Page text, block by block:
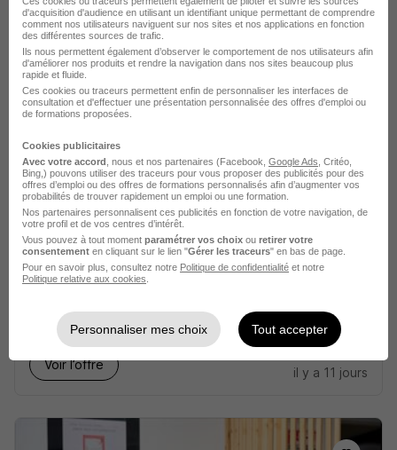
Les Pieux - 50 CDD
Voir l’offre
il y a 11 jours
Prof Particulier de Maths à Domicile
aux Pieux H/F
Acadomia
Les Pieux - 50 CDD 19,68 - 22,90 € / heure
Voir l’offre
il y a 11 jours
d'acquisition d'audience en utilisant un identifiant unique permettant de comprendre
comment nos utilisateurs naviguent sur nos sites et nos applications en fonction
des différentes sources de trafic.
Ils nous permettent également d’observer le comportement de nos utilisateurs afin
d'améliorer nos produits et rendre la navigation dans nos sites beaucoup plus
rapide et fluide.
Ces cookies ou traceurs permettent enfin de personnaliser les interfaces de
consultation et d'effectuer une présentation personnalisée des offres d'emploi ou
de formations proposées.
Cookies publicitaires
Avec votre accord , nous et nos partenaires (Facebook, Google Ads , Critéo,
Bing,) pouvons utiliser des traceurs pour vous proposer des publicités pour des
offres d’emploi ou des offres de formations personnalisés afin d’augmenter vos
probabilités de trouver rapidement un emploi ou une formation.
Nos partenaires personnalisent ces publicités en fonction de votre navigation, de
votre profil et de vos centres d’intérêt.
Vous pouvez à tout moment paramétrer vos choix ou retirer votre
consentement en cliquant sur le lien "Gérer les traceurs" en bas de page.
Pour en savoir plus, consultez notre Politique de confidentialité et notre
Politique relative aux cookies
Personnaliser mes choix Tout accepter